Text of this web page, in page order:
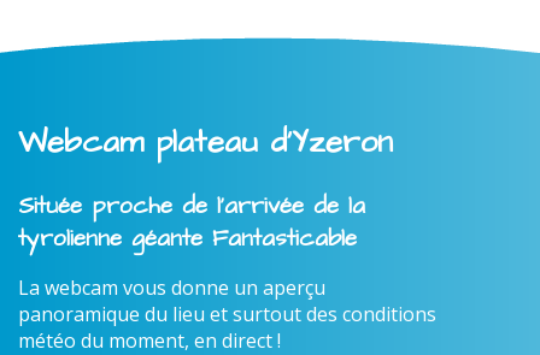
Webcam plateau d'Yzeron
Située proche de l'arrivée de la
tyrolienne géante Fantasticable
La webcam vous donne un aperçu
panoramique du lieu et surtout des conditions
météo du moment, en direct !